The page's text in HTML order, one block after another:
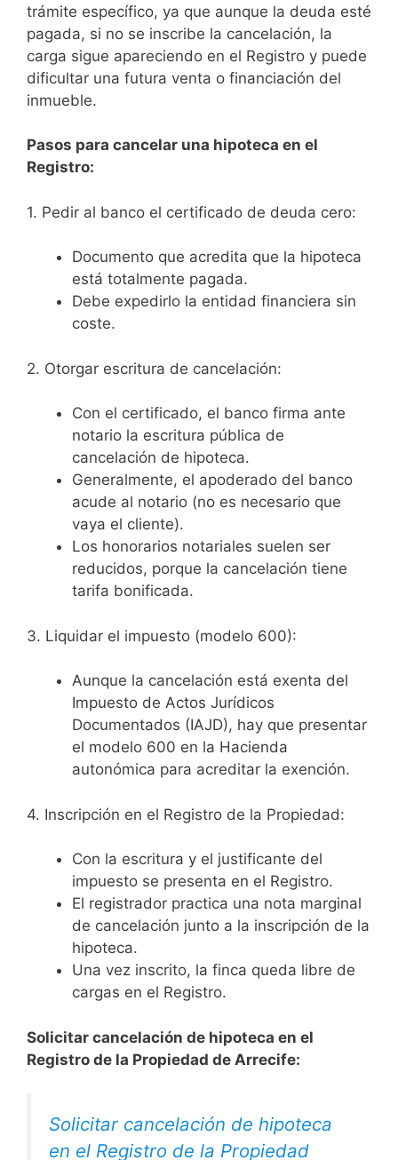
trámite específico, ya que aunque la deuda esté
pagada, si no se inscribe la cancelación, la
carga sigue apareciendo en el Registro y puede
dificultar una futura venta o financiación del
inmueble.
Pasos para cancelar una hipoteca en el
Registro:
1. Pedir al banco el certificado de deuda cero:
Documento que acredita que la hipoteca
está totalmente pagada.
Debe expedirlo la entidad financiera sin
coste.
2. Otorgar escritura de cancelación:
Con el certificado, el banco firma ante
notario la escritura pública de
cancelación de hipoteca.
Generalmente, el apoderado del banco
acude al notario (no es necesario que
vaya el cliente).
Los honorarios notariales suelen ser
reducidos, porque la cancelación tiene
tarifa bonificada.
3. Liquidar el impuesto (modelo 600):
Aunque la cancelación está exenta del
Impuesto de Actos Jurídicos
Documentados (IAJD), hay que presentar
el modelo 600 en la Hacienda
autonómica para acreditar la exención.
4. Inscripción en el Registro de la Propiedad:
Con la escritura y el justificante del
impuesto se presenta en el Registro.
El registrador practica una nota marginal
de cancelación junto a la inscripción de la
hipoteca.
Una vez inscrito, la finca queda libre de
cargas en el Registro.
Solicitar cancelación de hipoteca en el
Registro de la Propiedad de Arrecife:
Solicitar cancelación de hipoteca
en el Registro de la Propiedad